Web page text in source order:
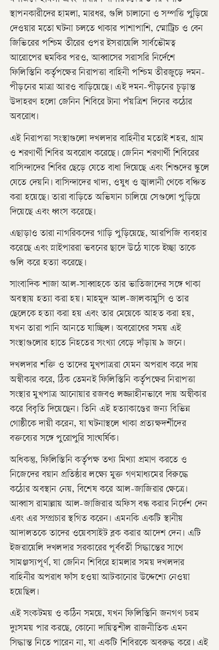
স্থাপনকারীদের হামলা, মারধর, গুলি চালানো ও সম্পত্তি পুড়িয়ে
দেওয়ার মতো ঘটনা চলতে থাকার পাশাপাশি, স্মোট্রিচ ও বেন
জিভিরের পশ্চিম তীরের ওপর ইসরায়েলি সার্বভৌমত্ব
আরোপের হুমকির পরও, আব্বাসের সরাসরি নির্দেশে
ফিলিস্তিনি কর্তৃপক্ষের নিরাপত্তা বাহিনী পশ্চিম তীরজুড়ে দমন-
পীড়নের মাত্রা আরও বাড়িয়েছে। এই দমন-পীড়নের চূড়ান্ত
উদাহরণ হলো জেনিন শিবিরে টানা পঁয়ত্রিশ দিনের কঠোর
অবরোধ।
এই নিরাপত্তা সংস্থাগুলো দখলদার বাহিনীর মতোই শহর, গ্রাম
ও শরণার্থী শিবির অবরোধ করেছে। জেনিন শরণার্থী শিবিরের
বাসিন্দাদের শিবির ছেড়ে যেতে বাধা দিয়েছে এবং শিশুদের স্কুলে
যেতে দেয়নি। বাসিন্দাদের খাদ্য, ওষুধ ও জ্বালানী থেকে বঞ্চিত
করা হয়েছে। তারা বাড়িতে অভিযান চালিয়ে সেগুলো পুড়িয়ে
দিয়েছে এবং ধ্বংস করেছে।
এছাড়াও তারা নাগরিকদের গাড়ি পুড়িয়েছে, আরপিজি ব্যবহার
করেছে এবং স্নাইপাররা ভবনের ছাদে উঠে যাকে ইচ্ছা তাকে
গুলি করে হত্যা করেছে।
সাংবাদিক শাজা আল-সাব্বাহকে তার ভাতিজাদের সঙ্গে থাকা
অবস্থায় হত্যা করা হয়। মাহমুদ আল-জালকামুসি ও তার
ছেলেকে হত্যা করা হয় এবং তার মেয়েকে আহত করা হয়,
যখন তারা পানি আনতে যাচ্ছিল। অবরোধের সময় এই
সংস্থাগুলোর হাতে নিহতের সংখ্যা বেড়ে দাঁড়ায় ৯ জনে।
দখলদার শক্তি ও তাদের মুখপাত্ররা যেমন অপরাধ করে দায়
অস্বীকার করে, ঠিক তেমনই ফিলিস্তিনি কর্তৃপক্ষের নিরাপত্তা
সংস্থার মুখপাত্র আনোয়ার রজবও লজ্জাহীনভাবে দায় অস্বীকার
করে বিবৃতি দিয়েছেন। তিনি এই হত্যাকাণ্ডের জন্য বিভিন্ন
গোষ্ঠীকে দায়ী করেন, যা ঘটনাস্থলে থাকা প্রত্যক্ষদর্শীদের
বক্তব্যের সঙ্গে পুরোপুরি সাংঘর্ষিক।
অধিকন্তু, ফিলিস্তিনি কর্তৃপক্ষ তথ্য মিথ্যা প্রমাণ করতে ও
নিজেদের বয়ান প্রতিষ্ঠার লক্ষ্যে মুক্ত গণমাধ্যমের বিরুদ্ধে
কঠোর অবস্থান নেয়, বিশেষ করে আল-জাজিরার ক্ষেত্রে।
আব্বাস রামাল্লায় আল-জাজিরার অফিস বন্ধ করার নির্দেশ দেন
এবং এর সম্প্রচার স্থগিত করেন। এমনকি একটি স্থানীয়
আদালতকে তাদের ওয়েবসাইট ব্লক করার আদেশ দেন। এটি
ইজরায়েলি দখলদার সরকারের পূর্ববর্তী সিদ্ধান্তের সাথে
সামঞ্জস্যপূর্ণ, যা জেনিন শিবিরে হামলার সময় দখলদার
বাহিনীর অপরাধ ফাঁস হওয়া আটকানোর উদ্দেশ্যে নেওয়া
হয়েছিল।
এই সংকটময় ও কঠিন সময়ে, যখন ফিলিস্তিনি জনগণ চরম
দুঃসময় পার করছে, কোনো দায়িত্বশীল রাজনীতিক এমন
সিদ্ধান্ত নিতে পারেন না, যা একটি শিবিরকে অবরুদ্ধ করে। এই